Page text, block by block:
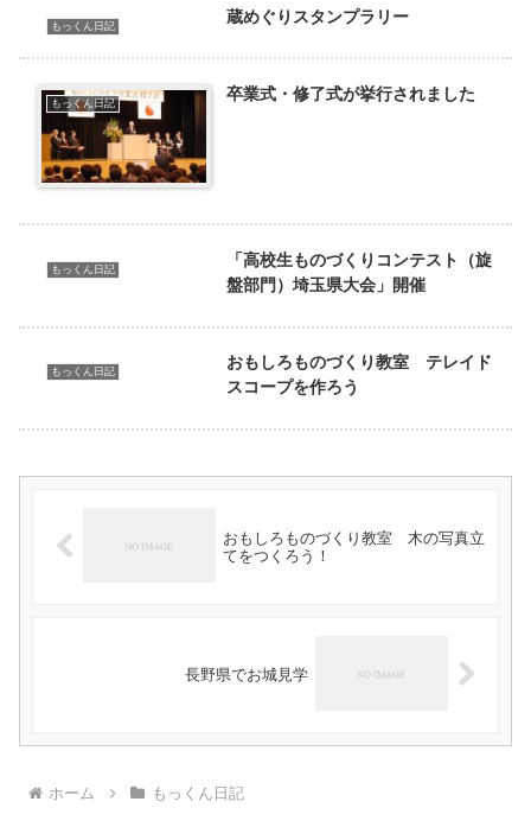
もっくん日記 蔵めぐりスタンプラリー
もっくん日記 卒業式・修了式が挙行されました
もっくん日記
「高校生ものづくりコンテスト（旋
盤部門）埼玉県大会」開催
もっくん日記
おもしろものづくり教室 テレイド
スコープを作ろう
おもしろものづくり教室 木の写真立
てをつくろう！
長野県でお城見学
ホーム もっくん日記